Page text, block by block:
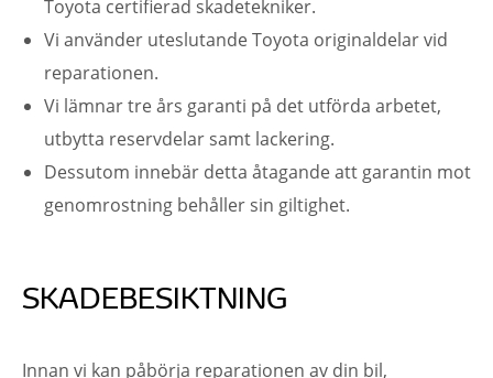
Toyota certifierad skadetekniker.
Vi använder uteslutande Toyota originaldelar vid
reparationen.
Vi lämnar tre års garanti på det utförda arbetet,
utbytta reservdelar samt lackering.
Dessutom innebär detta åtagande att garantin mot
genomrostning behåller sin giltighet.
SKADEBESIKTNING
Innan vi kan påbörja reparationen av din bil,